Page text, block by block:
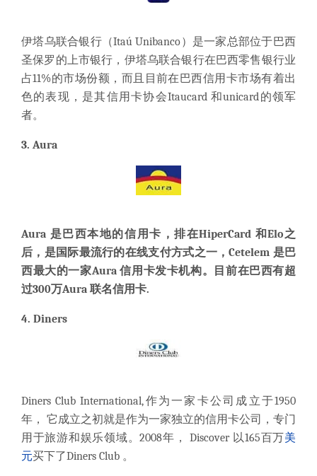
伊塔乌联合银行（Itaú Unibanco）是一家总部位于巴西
圣保罗的上市银行，伊塔乌联合银行在巴西零售银行业
占11%的市场份额，而且目前在巴西信用卡市场有着出
色的表现，是其信用卡协会Itaucard 和unicard的领军
者。
3. Aura
Aura 是巴西本地的信用卡，排在HiperCard 和Elo之
后，是国际最流行的在线支付方式之一，Cetelem 是巴
西最大的一家Aura 信用卡发卡机构。目前在巴西有超
过300万Aura 联名信用卡.
4. Diners
Diners Club International,作为一家卡公司成立于1950
年， 它成立之初就是作为一家独立的信用卡公司，专门
用于旅游和娱乐领域。2008年， Discover 以165百万 美
元买下了Diners Club 。